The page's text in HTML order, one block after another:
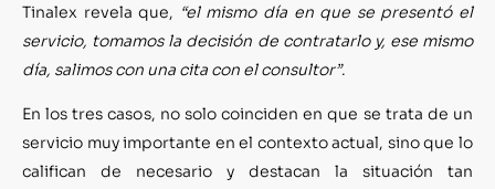
Tinalex revela que, “el mismo día en que se presentó el
servicio, tomamos la decisión de contratarlo y, ese mismo
día, salimos con una cita con el consultor”.
En los tres casos, no solo coinciden en que se trata de un
servicio muy importante en el contexto actual, sino que lo
califican de necesario y destacan la situación tan